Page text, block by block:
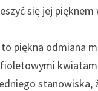
się jej pięknem
piękna odmiana
stanowiska,